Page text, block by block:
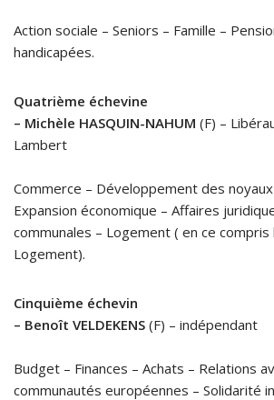
Action sociale – Seniors – Famille –
handicapées.
Quatrième échevine
– Michèle HASQUIN-NAHUM (F) –
Lambert
Commerce – Développement des
Expansion économique – Affaires
communales – Logement ( en ce compris
Logement).
Cinquième échevin
– Benoît VELDEKENS (F) – indépendant
Budget – Finances – Achats – Relations
communautés européennes – Solidarité